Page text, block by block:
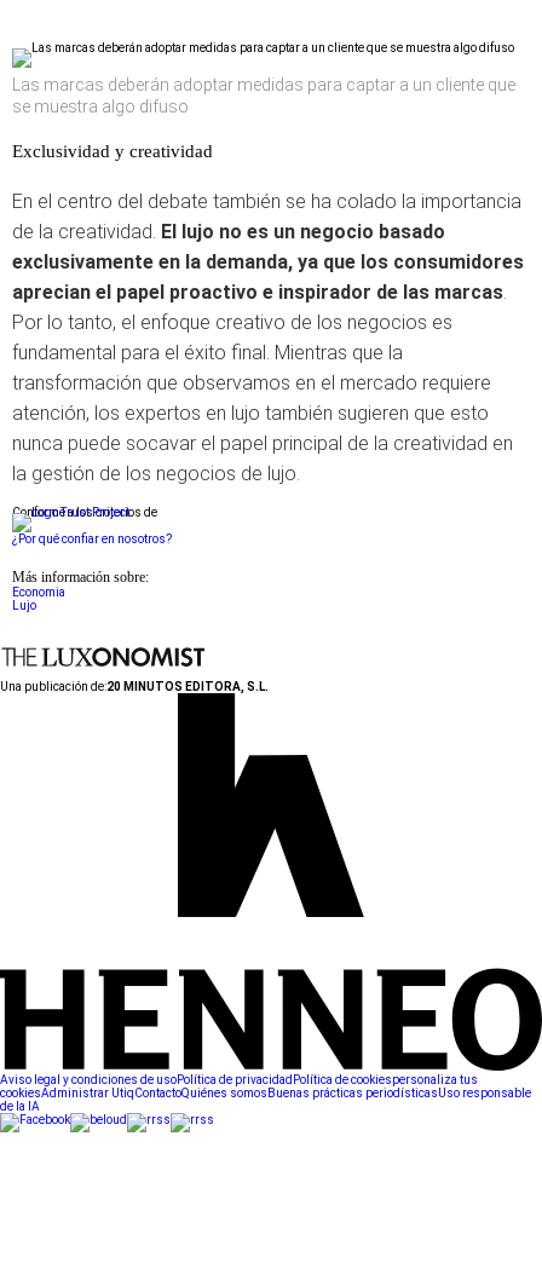
Las marcas deberán adoptar medidas para captar a un cliente que
se muestra algo difuso
Exclusividad y creatividad
En el centro del debate también se ha colado la importancia
de la creatividad. El lujo no es un negocio basado
exclusivamente en la demanda, ya que los consumidores
aprecian el papel proactivo e inspirador de las marcas.
Por lo tanto, el enfoque creativo de los negocios es
fundamental para el éxito final. Mientras que la
transformación que observamos en el mercado requiere
atención, los expertos en lujo también sugieren que esto
nunca puede socavar el papel principal de la creatividad en
la gestión de los negocios de lujo.
Conforme a los criterios de
¿Por qué confiar en nosotros?
Más información sobre:
Economia
Lujo
Una publicación de:20 MINUTOS EDITORA, S.L.
Aviso legal y condiciones de usoPolítica de privacidad Política de cookiespersonaliza tus
cookiesAdministrar UtiqContactoQuiénes somos Buenas prácticas periodísticasUso responsable
de la IA